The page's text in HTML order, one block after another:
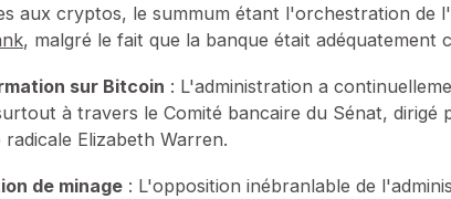
aux cryptos, le summum étant l'orchestration de
, malgré le fait que la banque était adéquatement
sur Bitcoin : L'administration a
à travers le Comité bancaire du Sénat, dirigé
radicale Elizabeth Warren.
de minage : L'opposition inébranlable de